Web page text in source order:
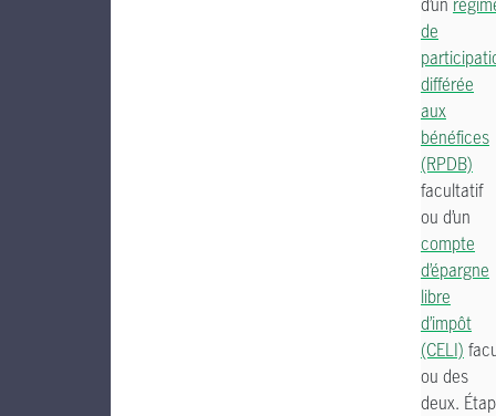
de
différée
aux
bénéfices
(RPDB)
facultatif
ou d’un
compte
d’épargne
libre
d’impôt
(CELI)
ou des
deux.